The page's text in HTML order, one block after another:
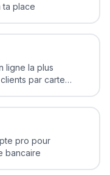
ta place
ligne la plus
par carte
pro pour
bancaire